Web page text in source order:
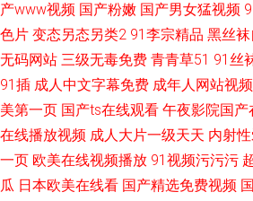
产www视频 国产粉嫩 国产男女猛视频
色片 变态另态另类2 91李宗精品 黑丝
无码网站 三级无毒免费 青青草51 91丝
91插 成人中文字幕免费 成年人网站视频
美第一页 国产ts在线观看 午夜影院国产
在线播放视频 成人大片一级天天 内射
一页 欧美在线视频播放 91视频污污污
瓜 日本欧美在线看 国产精选免费视频